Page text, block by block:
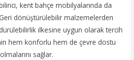
kent bahçe mobilyalarında da
dönüştürülebilir malzemelerden
ilkesine uygun olarak tercih
hem konforlu hem de çevre dostu
sağlar.